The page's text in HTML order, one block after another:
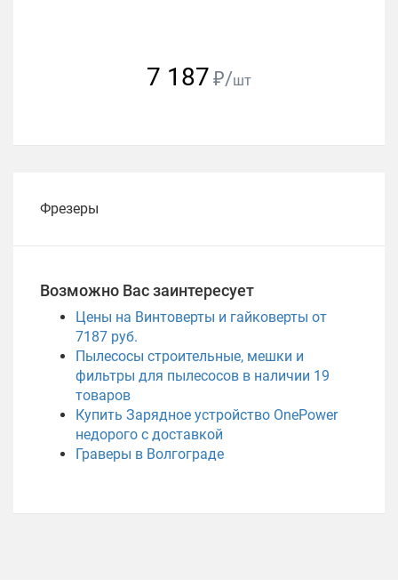
7 187 ₽/шт
Фрезеры
Возможно Вас заинтересует
Цены на Винтоверты и гайковерты от
7187 руб.
Пылесосы строительные, мешки и
фильтры для пылесосов в наличии 19
товаров
Купить Зарядное устройство OnePower
недорого с доставкой
Граверы в Волгограде